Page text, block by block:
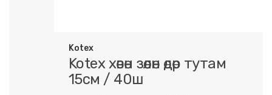
Kotex
Kotex хөвөн зөөлөн өдөр тутам
15см / 40ш